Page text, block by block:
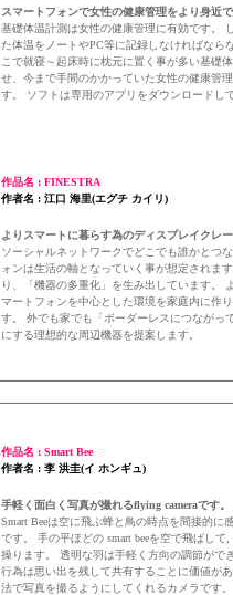
スマートフォンで女性の健康管理をより身近で
基礎体温計測は女性の健康管理に有効です。
た体温をノートやPC等に記録しなければなら
こで就寝～起床時に枕元に置く事が多い基礎
せ、今まで手間のかかっていた女性の健康管
す。 ソフトは専用のアプリをダウンロードし
作品名 : FINESTRA
作者名 : 江口 海里(エグチ カイリ)
よりスマートに暮らす為のディスプレイクレー
ソーシャルネットワークでどこでも誰かとつ
ォンは生活の軸となっていく事が想定されま
り、「機器の多重化」を生み出しています。
マートフォンを中心とした環境を家庭内に作
す。 外でも家でも「ボーダーレスにつながっ
にする理想的な周辺機器を提案します。
作品名 : Smart Bee
作者名 : 李 洪圭(イ ホンギュ)
手軽く面白く写真が撮れるflying cameraです。
Smart Beeは空に飛ぶ蜂と鳥の時点を間接的に
です。 手の平ほどの smart beeを空で飛ばし
操ります。 透明な羽は手軽く方向の調節がで
行為は思い出を残して共有することに価値が
法で写真を撮るようにしてくれるカメラです。